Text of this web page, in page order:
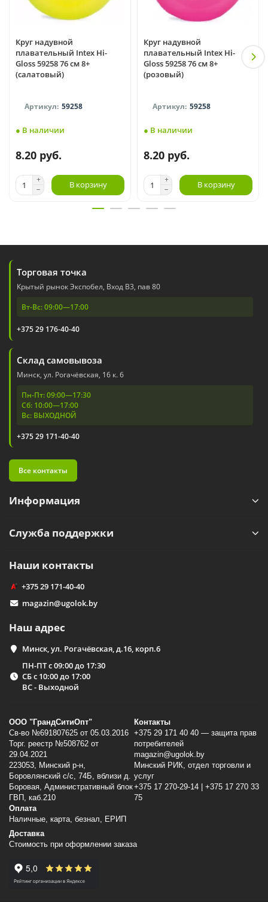
Круг надувной
плавательный Intex Hi-
Gloss 59258 76 см 8+
(салатовый)
59258
● В наличии
8.20 руб.
В корзину
Круг надувной
плавательный Intex Hi-
Gloss 59258 76 см 8+
(розовый)
59258
● В наличии
8.20 руб.
В корзину
Торговая точка
Крытый рынок Экспобел, Вход В3, пав 80
Вт-Вс: 09:00—17:00
+375 29 176-40-40
Склад самовывоза
Минск, ул. Рогачёвская, 16 к. 6
Пн-Пт: 09:00—17:30
Сб: 10:00—17:00
Вс: ВЫХОДНОЙ
+375 29 171-40-40
Все контакты
Информация
Служба поддержки
Наши контакты
+375 29 171-40-40
magazin@ugolok.by
Наш адрес
Минск, ул. Рогачёвская, д.16, корп.6
ПН-ПТ с 09:00 до 17:30
СБ с 10:00 до 17:00
ВС - Выходной
ООО "ГрандСитиОпт"
Св-во №691807625 от 05.03.2016
Торг. реестр №508762 от
29.04.2021
223053, Минский p-н,
Боровлянский с/с, 74Б, вблизи д.
Боровая, Административный блок
ГВП, каб.210
Контакты
+375 29 171 40 40 — защита прав
потребителей
magazin@ugolok.by
Минский РИК, отдел торговли и
услуг
+375 17 270-29-14 | +375 17 270 33
75
Оплата
Наличные, карта, безнал, ЕРИП
Доставка
Стоимость при оформлении заказа